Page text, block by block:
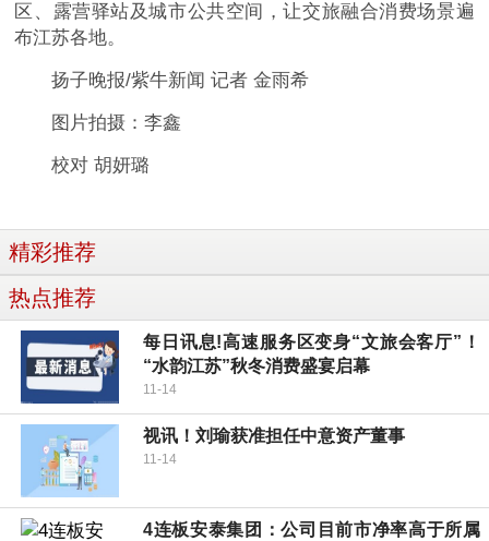
区、露营驿站及城市公共空间，让交旅融合消费场景遍
布江苏各地。
扬子晚报/紫牛新闻 记者 金雨希
图片拍摄：李鑫
校对 胡妍璐
精彩推荐
热点推荐
每日讯息!高速服务区变身“文旅会客厅”！
“水韵江苏”秋冬消费盛宴启幕
11-14
视讯！刘瑜获准担任中意资产董事
11-14
4连板安泰集团：公司目前市净率高于所属